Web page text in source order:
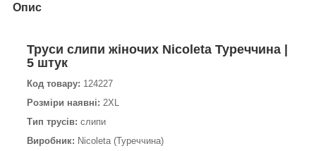
Опис
Труси слипи жіночих Nicoleta Туреччина |
5 штук
Код товару: 124227
Розміри наявні: 2XL
Тип трусів: слипи
Виробник: Nicoleta (Туреччина)